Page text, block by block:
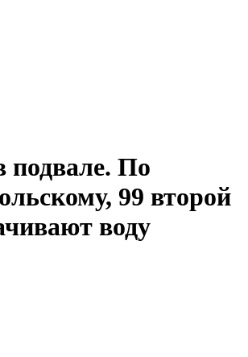
подвале. По
99 второй
воду